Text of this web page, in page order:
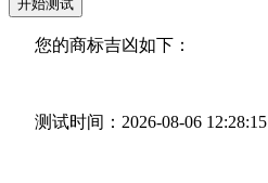
您的商标吉凶如下：
测试时间：2026-08-06 12:28:15